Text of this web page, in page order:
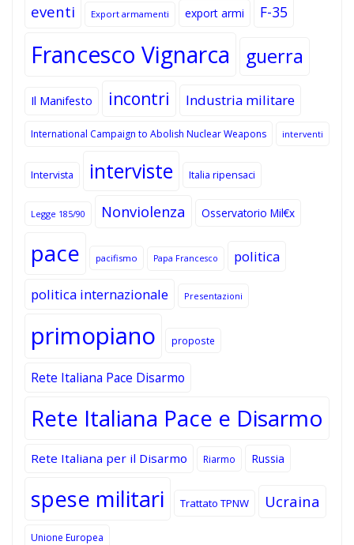
eventi Export armamenti export armi F-35
Francesco Vignarca guerra
Il Manifesto incontri Industria militare
International Campaign to Abolish Nuclear Weapons interventi
Intervista interviste Italia ripensaci
Legge 185/90 Nonviolenza Osservatorio Mil€x
pace pacifismo Papa Francesco politica
politica internazionale Presentazioni
primopiano proposte
Rete Italiana Pace Disarmo
Rete Italiana Pace e Disarmo
Rete Italiana per il Disarmo Riarmo Russia
spese militari Trattato TPNW Ucraina
Unione Europea